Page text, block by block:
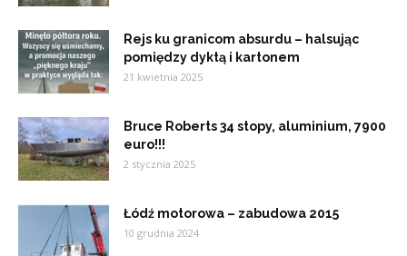
Rejs ku granicom absurdu – halsując
pomiędzy dyktą i kartonem
21 kwietnia 2025
Bruce Roberts 34 stopy, aluminium, 7900
euro!!!
2 stycznia 2025
Łódź motorowa – zabudowa 2015
10 grudnia 2024